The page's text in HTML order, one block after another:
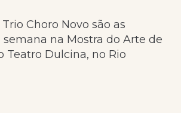
Choro Novo são as
semana na Mostra do Arte de
Teatro Dulcina, no Rio